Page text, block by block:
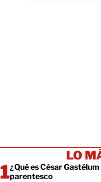
LO
¿Qué es César
parentesco